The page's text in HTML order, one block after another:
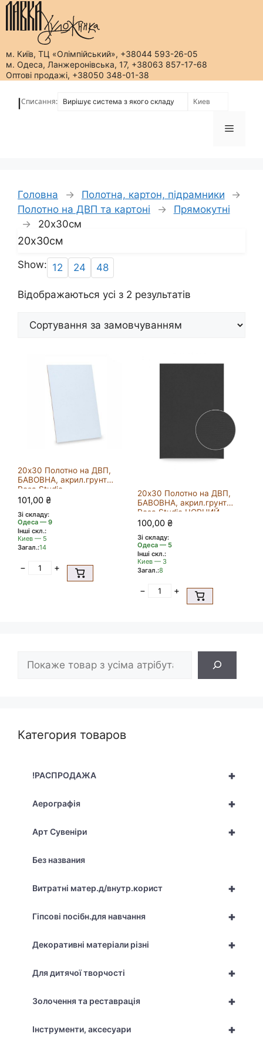
м. Київ, ТЦ «Олімпійський», +38044 593-26-05
м. Одеса, Ланжеронівська, 17, +38063 857-17-68
Оптові продажі, +38050 348-01-38
Списання:
Меню
Головна → Полотна, картон, підрамники
→
Полотно на ДВП та картоні
→
Прямокутні
→
20х30см
20х30см
Show: 12 24 48
Відображаються усі з 2 результатів
20х30 Полотно на ДВП,
БАВОВНА, акрил.грунт
Rosa Studio
101,00 ₴
Зі складу:
Одеса — 9
Інші скл.:
Киев — 5
Загал.:14
− +
20х30 Полотно на ДВП,
БАВОВНА, акрил.грунт
Rosa Studio ЧОРНИЙ
100,00 ₴
Зі складу:
Одеса — 5
Інші скл.:
Киев — 3
Загал.:8
− +
Категория товаров
+
!РАСПРОДАЖА
+
Аерографія
+
Арт Сувеніри
Без названия
+
Витратні матер.д/внутр.корист
+
Гіпсові посібн.для навчання
+
Декоративні матеріали різні
+
Для дитячої творчості
+
Золочення та реставрація
+
Інструменти, аксесуари